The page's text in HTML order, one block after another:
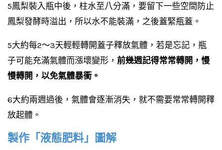
5鳳梨裝入瓶中後，柱水至八分滿，要留下一些空間防止
鳳梨發酵時溢出，所以水不能裝滿，之後蓋緊瓶蓋。
5大約每2～3天輕輕轉開蓋子釋放氣體，若是忘記，瓶
子可能充滿氣體而漲壞變形， 前幾週記得常常轉開，慢
慢轉開，以免氣體暴衝。
6大約兩週過後，氣體會逐漸消失，就不需要常常轉開釋
放起體。
製作「液態肥料」圖解